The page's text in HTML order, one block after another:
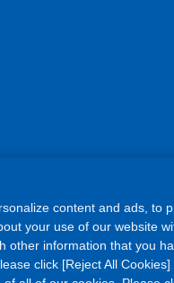
Copyright©Asahi
content and ads, to
your use of our website
other information that you
click [Reject All